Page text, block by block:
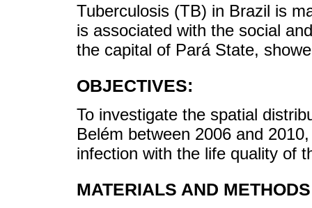
Tuberculosis (TB) in Brazil is
is associated with the social
the capital of Pará State,
OBJECTIVES:
To investigate the spatial
Belém between 2006 and
infection with the life quality of
MATERIALS AND